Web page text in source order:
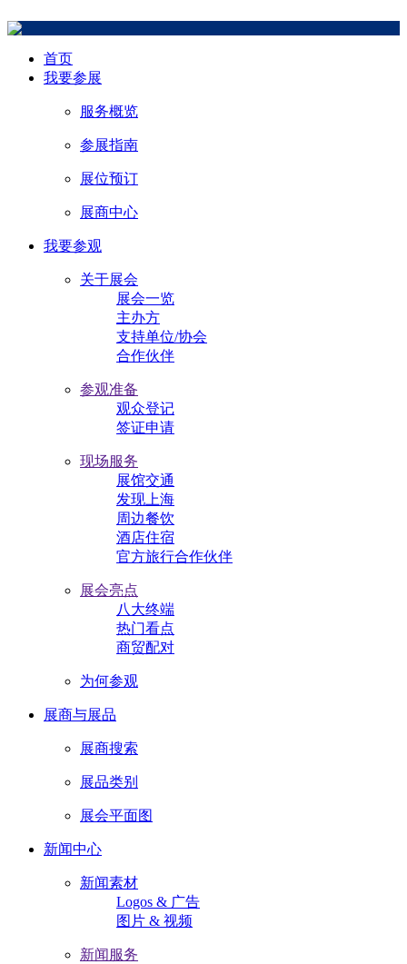
首页
我要参展
服务概览
参展指南
展位预订
展商中心
我要参观
关于展会
展会一览
主办方
支持单位/协会
合作伙伴
参观准备
观众登记
签证申请
现场服务
展馆交通
发现上海
周边餐饮
酒店住宿
官方旅行合作伙伴
展会亮点
八大终端
热门看点
商贸配对
为何参观
展商与展品
展商搜索
展品类别
展会平面图
新闻中心
新闻素材
Logos & 广告
图片 & 视频
新闻服务